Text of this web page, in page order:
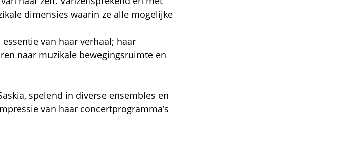
dimensies waarin ze alle mogelijke
van haar verhaal; haar
naar muzikale bewegingsruimte en
spelend in diverse ensembles en
van haar concertprogramma’s